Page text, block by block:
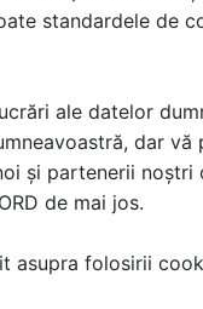
și prin
prețuri corecte.
și inovative
spațiul de
sau designul.
să oferim cel
Beneficiați de
ul nostru ușoară și
standardele de
ale datelor
dar vă
și partenerii noștri
de mai jos.
asupra folosirii